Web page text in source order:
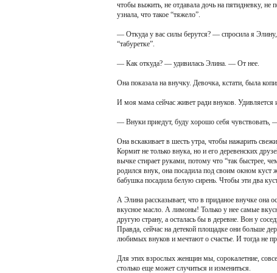
чтобы выжить, не отдавала дочь на пятидневку, не
узнала, что такое “тяжело”.
— Откуда у вас силы берутся? — спросила я Элину,
“табуретке”.
— Как откуда? — удивилась Элина. — От нее.
Она показала на внучку. Девочка, кстати, была
И моя мама сейчас живет ради внуков. Удивляется
— Внуки приедут, буду хорошо себя чувствовать,
Она вскакивает в шесть утра, чтобы нажарить
Кормит не только внука, но и его деревенских
вычке стирает руками, потому что “так быстрее,
родился внук, она посадила под своим окном куст
бабушка посадила белую сирень. Чтобы эти два
А Элина рассказывает, что в приданое внучке она
вкусное масло. А лимоны! Только у нее самые
другую страну, а осталась бы в деревне. Вон у
Правда, сейчас на детекой площадке они больше
любимых внуков и мечтают о счастье. И тогда не
Для этих взрослых женщин мы, сорокалетние,
столько еще может случиться и измениться.